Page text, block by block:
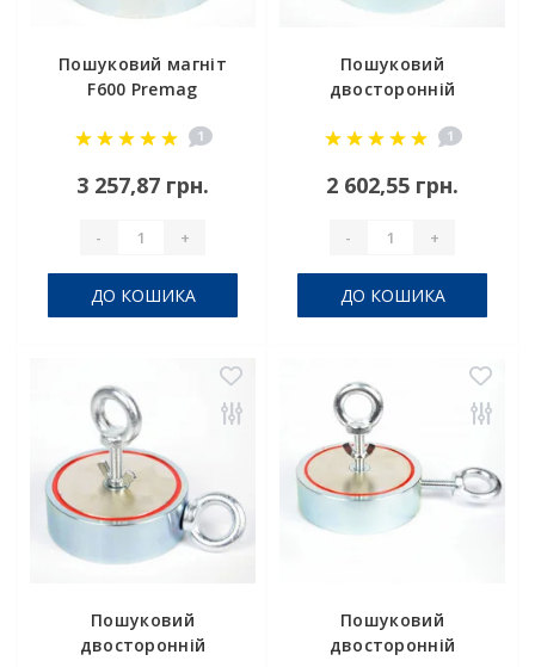
Пошуковий магніт
F600 Premag
1
3 257,87 грн.
- +
ДО КОШИКА
Пошуковий
двосторонній
Premag
1
2 602,55 грн.
- +
ДО КОШИКА
Пошуковий
двосторонній
Пошуковий
двосторонній